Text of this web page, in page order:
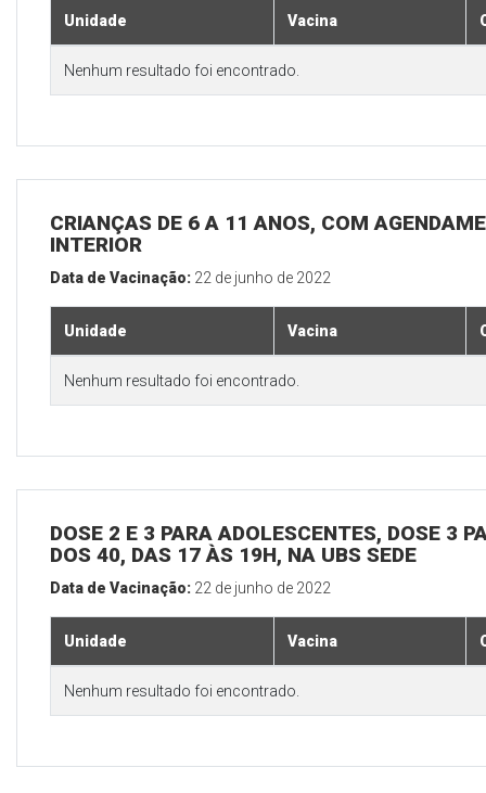
Unidade Vacina
Nenhum resultado foi encontrado.
CRIANÇAS DE 6 A 11 ANOS, COM
INTERIOR
Data de Vacinação: 22 de junho de 2022
Unidade Vacina
Nenhum resultado foi encontrado.
DOSE 2 E 3 PARA ADOLESCENTES, DOSE 3
DOS 40, DAS 17 ÀS 19H, NA UBS SEDE
Data de Vacinação: 22 de junho de 2022
Unidade Vacina
Nenhum resultado foi encontrado.